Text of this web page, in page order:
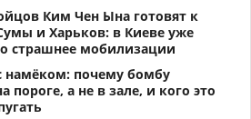
Ким Чен Ына готовят к
и Харьков: в Киеве уже
страшнее мобилизации
намёком: почему бомбу
пороге, а не в зале, и кого это